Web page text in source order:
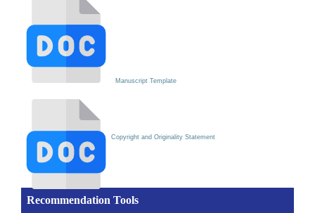
Manuscript Template
Copyright and Originality Statement
Recommendation Tools